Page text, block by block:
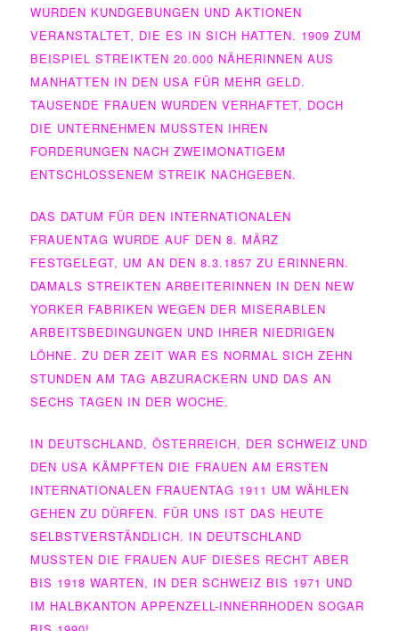
WURDEN KUNDGEBUNGEN UND AKTIONEN
VERANSTALTET, DIE ES IN SICH HATTEN. 1909 ZUM
BEISPIEL STREIKTEN 20.000 NÄHERINNEN AUS
MANHATTEN IN DEN USA FÜR MEHR GELD.
TAUSENDE FRAUEN WURDEN VERHAFTET, DOCH
DIE UNTERNEHMEN MUSSTEN IHREN
FORDERUNGEN NACH ZWEIMONATIGEM
ENTSCHLOSSENEM STREIK NACHGEBEN.
DAS DATUM FÜR DEN INTERNATIONALEN
FRAUENTAG WURDE AUF DEN 8. MÄRZ
FESTGELEGT, UM AN DEN 8.3.1857 ZU ERINNERN.
DAMALS STREIKTEN ARBEITERINNEN IN DEN NEW
YORKER FABRIKEN WEGEN DER MISERABLEN
ARBEITSBEDINGUNGEN UND IHRER NIEDRIGEN
LÖHNE. ZU DER ZEIT WAR ES NORMAL SICH ZEHN
STUNDEN AM TAG ABZURACKERN UND DAS AN
SECHS TAGEN IN DER WOCHE.
IN DEUTSCHLAND, ÖSTERREICH, DER SCHWEIZ UND
DEN USA KÄMPFTEN DIE FRAUEN AM ERSTEN
INTERNATIONALEN FRAUENTAG 1911 UM WÄHLEN
GEHEN ZU DÜRFEN. FÜR UNS IST DAS HEUTE
SELBSTVERSTÄNDLICH. IN DEUTSCHLAND
MUSSTEN DIE FRAUEN AUF DIESES RECHT ABER
BIS 1918 WARTEN, IN DER SCHWEIZ BIS 1971 UND
IM HALBKANTON APPENZELL-INNERRHODEN SOGAR